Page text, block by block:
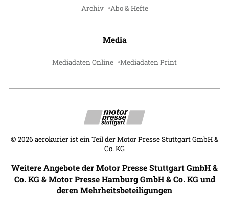
Archiv Abo & Hefte
Media
Mediadaten Online Mediadaten Print
© 2026 aerokurier ist ein Teil der Motor Presse Stuttgart GmbH &
Co. KG
Weitere Angebote der Motor Presse Stuttgart GmbH &
Co. KG & Motor Presse Hamburg GmbH & Co. KG und
deren Mehrheitsbeteiligungen